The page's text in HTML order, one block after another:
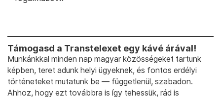
Támogasd a Transtelexet egy kávé árával!
Munkánkkal minden nap magyar közösségeket tartunk
képben, teret adunk helyi ügyeknek, és fontos erdélyi
történeteket mutatunk be — függetlenül, szabadon.
Ahhoz, hogy ezt továbbra is így tehessük, rád is